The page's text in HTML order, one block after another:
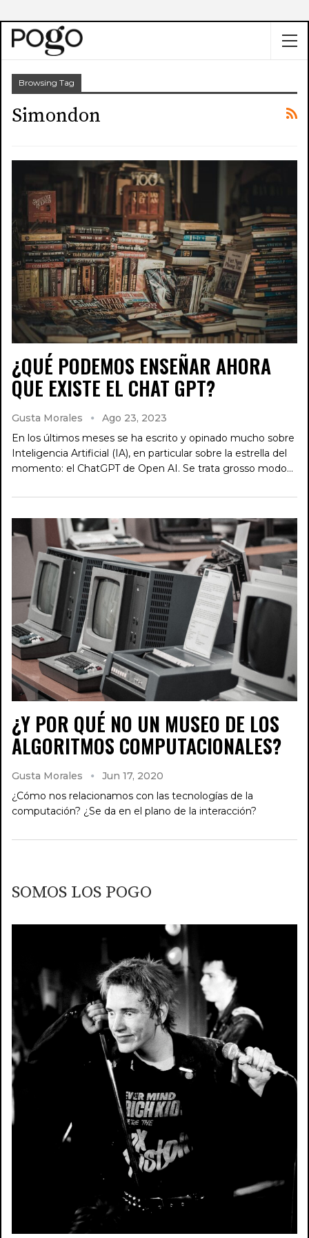
Browsing Tag
Simondon
¿QUÉ PODEMOS ENSEÑAR AHORA
QUE EXISTE EL CHAT GPT?
Gusta Morales
Ago 23, 2023
En los últimos meses se ha escrito y opinado mucho sobre
Inteligencia Artificial (IA), en particular sobre la estrella del
momento: el ChatGPT de Open AI. Se trata grosso modo…
¿Y POR QUÉ NO UN MUSEO DE LOS
ALGORITMOS COMPUTACIONALES?
Gusta Morales
Jun 17, 2020
¿Cómo nos relacionamos con las tecnologías de la
computación? ¿Se da en el plano de la interacción?
SOMOS LOS POGO